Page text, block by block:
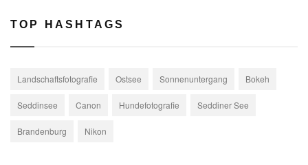
TOP HASHTAGS
Landschaftsfotografie Ostsee Sonnenuntergang Bokeh
Seddinsee Canon Hundefotografie Seddiner See
Brandenburg Nikon